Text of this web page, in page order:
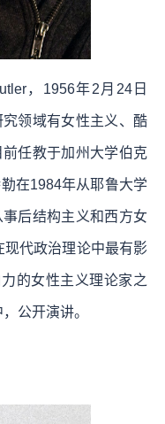
，1956年2月24日
领域有女性主义、酷
任教于加州大学伯克
在1984年从耶鲁大学
后结构主义和西方女
现代政治理论中最有影
的女性主义理论家之
公开演讲。